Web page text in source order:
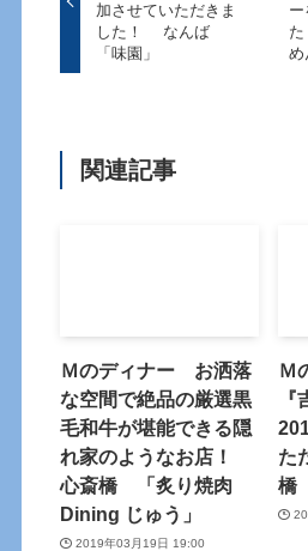
加させていただきま
した！ なんば
「味園」
ー
め
関連記事
Ｍのディナー お洒落
な空間で絶品の厳選黒
毛和牛が堪能できる隠
れ家のようなお店！
心斎橋 「炙り焼肉
Dining じゅう」
2019年03月19日 19:00
Ｍ
た
橋